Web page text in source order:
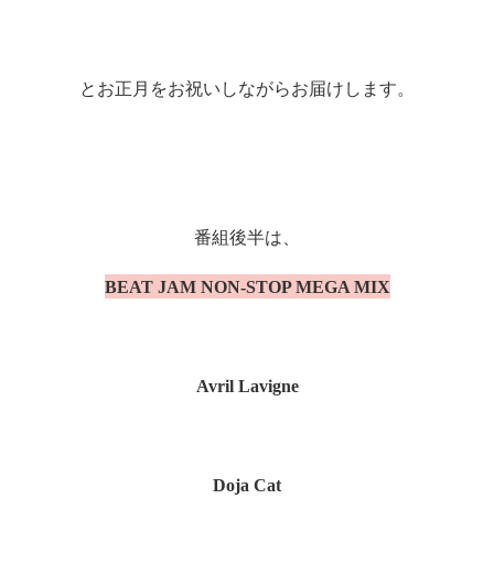
とお正月をお祝いしながらお届けします。
番組後半は、
BEAT JAM NON-STOP MEGA MIX
Avril Lavigne
Doja Cat